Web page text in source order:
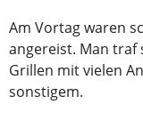
Am Vortag waren
angereist. Man traf
Grillen mit vielen
sonstigem.